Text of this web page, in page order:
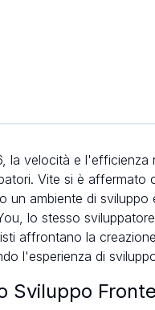
la velocità e l'efficienza
Vite si è affermato
ambiente di sviluppo
lo stesso
affrontano la
l'esperienza di
Sviluppo